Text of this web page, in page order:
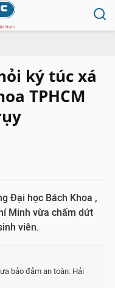
ký túc xá
TPHCM
Đại học Bách Khoa ,
Minh vừa chấm dứt
viên.
bảo đảm an toàn: Hải